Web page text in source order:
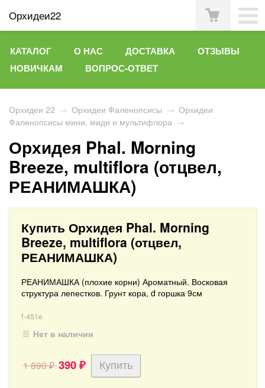
Орхидеи22
КАТАЛОГ О НАС ДОСТАВКА
ОТЗЫВЫ
НОВИЧКАМ
ВОПРОС-ОТВЕТ
Орхидеи 22 → Орхидеи Фаленопсисы → Орхидеи
Фаленопсисы мини, миди и мультифлора →
Орхидея Phal. Morning
Breeze, multiflora (отцвел,
РЕАНИМАШКА)
Купить Орхидея Phal. Morning
Breeze, multiflora (отцвел,
РЕАНИМАШКА)
РЕАНИМАШКА (плохие корни) Ароматный. Восковая
структура лепестков. Грунт кора, d горшка 9см
f-451e
Нет в наличии
1 890₽ 390 ₽